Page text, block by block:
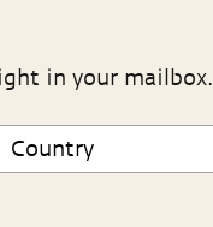
in your mailbox.